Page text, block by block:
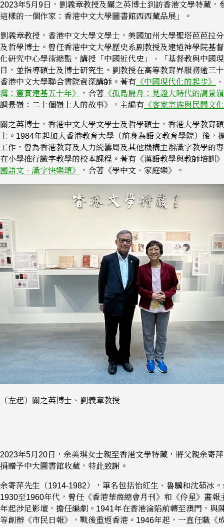
2023年5月9日，劉義章教授及關之英博士到訪香港文學特藏，
這樣的一個作家：香港中文大學圖書館西西藏品展」。
劉義章教授，香港中文大學文學士，美國加州大學聖塔芭芭拉
及哲學博士。曾任香港中文大學歷史系副教授及建道神學院基
化研究中心學術總監，講授「中國近代史」、「基督教與中國
目，並指導碩士及博士研究生。劉教授在高等教育界服務逾三
香港中文大學聯合書院資深講師。著有 《中國現代化的起步》
、
灣：靈實建基五十年》
，合著 《孤島扁舟：見證大時代的調景
調景嶺：二十個嶺上人的故事》，主編有 《客家宗族與民間文
關之英博士，香港中文大學文學士及哲學碩士，香港大學教育
士。1984年起加入香港教育大學（前身為語文教育學院）後，
工作，曾為香港教育及人力統籌局及其他機構主辦識字教學的
在小學推行識字教學的校本課程。著有《漢語教學與教師培訓
國語文．識字快樂頌》
，合著《學中文、家庭樂》。
（左起）關之英博士、劉義章教授
2023年5月20日，余美琪女士親至香港文學特藏，將父親余寄
捐贈予中大圖書館收藏，特此致謝。
余寄萍先生（ 1914-1982），筆名包括怡紅生、魯驥和沈茹冰
1930至1960年代，曾任《香港華商總會月刊》和《伶星》畫報
年起涉足影壇，擔任編劇。1941年在香港淪陷前轉至澳門，與
等創辦《市民日報》，戰後重返香港。1946年起，一直任職《